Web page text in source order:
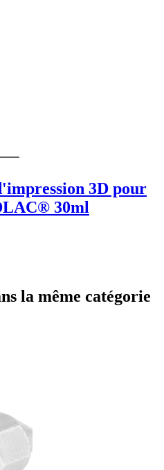
3D pour
30ml
la même catégorie